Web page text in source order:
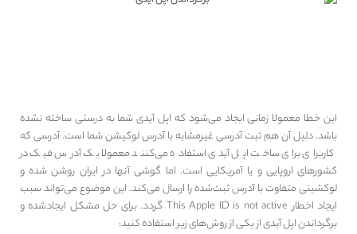
این خطا معمولا زمانی ایجاد می‌شود که اپل آیدی شما به درستی ساخته نشده
باشد. دلیل آن هم ثبت آدرسی غیر‌مشابه با آدرس لوکیشن شما است. آدرسی که
کاربرای برای ساخت اپل آیدی استفاده می‌کنند معمولا یک آدرس فیک در
کشورهای اروپایی و یا آمریکایی است. اما گوشی آنها در ایران روشن شده و
لوکشینی متفاوت با آدرس ثبت‌شده را ارسال می‌کند. این موضوع می‌تواند سبب
ایجاد اخطار This Apple ID is not active گردد. برای حل مشکل ایجاد‌شده و
برگرداندن اپل آیدی از یکی از روش‌های زیر استفاده کنید: